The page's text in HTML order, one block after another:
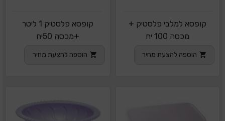
קופסא למלבי פלסטיק +
מכסה 100 יח
הוספה להצעת מחיר
קופסא פלסטיק 1 ליטר
+מכסה 50יח
הוספה להצעת מחיר